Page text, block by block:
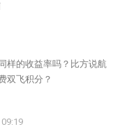
样的收益率吗？比方说航
双飞积分？